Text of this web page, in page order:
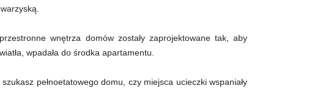
wnętrza domów zostały zaprojektowane tak, aby
wpadała do środka apartamentu.
pełnoetatowego domu, czy miejsca ucieczki wspaniały